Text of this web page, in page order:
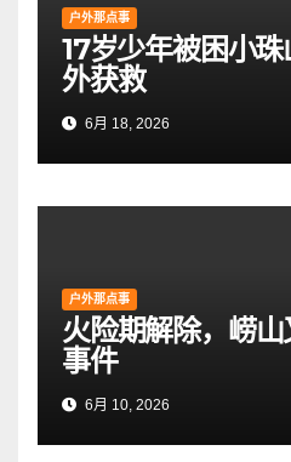
户外那点事
17岁少年被困小
外获救
6月 18, 2026
户外那点事
火险期解除，崂
事件
6月 10, 2026